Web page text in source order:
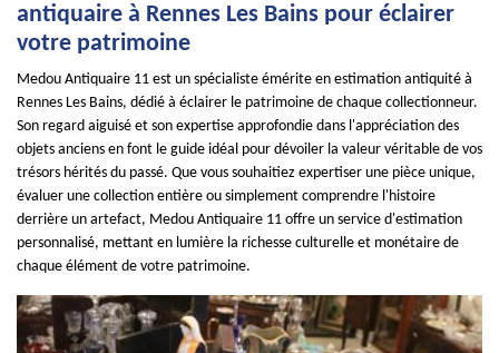
antiquaire à Rennes Les Bains pour éclairer
votre patrimoine
Medou Antiquaire 11 est un spécialiste émérite en estimation antiquité à
Rennes Les Bains, dédié à éclairer le patrimoine de chaque collectionneur.
Son regard aiguisé et son expertise approfondie dans l'appréciation des
objets anciens en font le guide idéal pour dévoiler la valeur véritable de vos
trésors hérités du passé. Que vous souhaitiez expertiser une pièce unique,
évaluer une collection entière ou simplement comprendre l'histoire
derrière un artefact, Medou Antiquaire 11 offre un service d'estimation
personnalisé, mettant en lumière la richesse culturelle et monétaire de
chaque élément de votre patrimoine.